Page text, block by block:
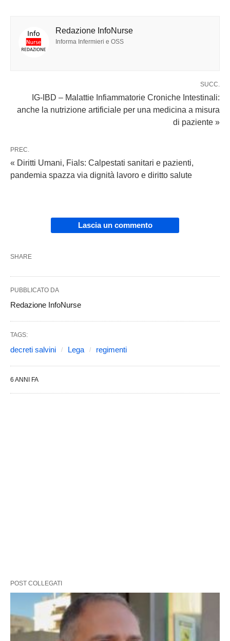
Redazione InfoNurse
Informa Infermieri e OSS
SUCC.
IG-IBD – Malattie Infiammatorie Croniche Intestinali:
anche la nutrizione artificiale per una medicina a misura
di paziente »
PREC.
« Diritti Umani, Fials: Calpestati sanitari e pazienti,
pandemia spazza via dignità lavoro e diritto salute
Lascia un commento
SHARE
PUBBLICATO DA
Redazione InfoNurse
TAGS:
decreti salvini Lega regimenti
6 ANNI FA
POST COLLEGATI